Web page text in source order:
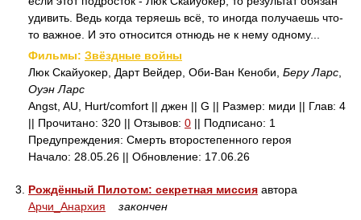
удивить. Ведь когда теряешь всё, то иногда получаешь что-
то важное. И это относится отнюдь не к нему одному...
Фильмы: Звёздные войны
Люк Скайуокер, Дарт Вейдер, Оби-Ван Кеноби, Беру Ларс
Оуэн Ларс
Angst, AU, Hurt/comfort || джен || G || Размер: миди || Глав: 4
|| Прочитано: 320 || Отзывов: 0 || Подписано: 1
Предупреждения: Смерть второстепенного героя
Начало: 28.05.26 || Обновление: 17.06.26
3. Рождённый Пилотом: секретная миссия автора
Арчи_Анархия
закончен